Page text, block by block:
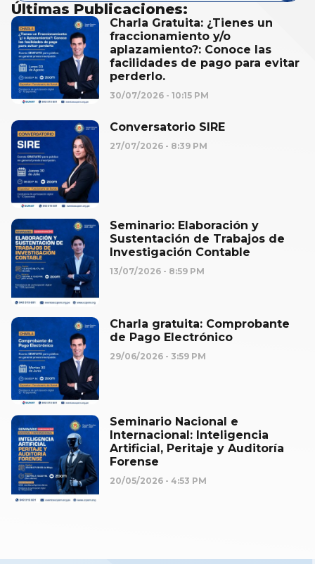
Últimas Publicaciones:
Charla Gratuita: ¿Tienes un
fraccionamiento y/o
aplazamiento?: Conoce las
facilidades de pago para evitar
perderlo.
30/07/2026 10:15 PM
Conversatorio SIRE
27/07/2026 8:39 PM
Seminario: Elaboración y
Sustentación de Trabajos de
Investigación Contable
13/07/2026 8:59 PM
Charla gratuita: Comprobante
de Pago Electrónico
29/06/2026 3:59 PM
Seminario Nacional e
Internacional: Inteligencia
Artificial, Peritaje y Auditoría
Forense
20/05/2026 4:53 PM